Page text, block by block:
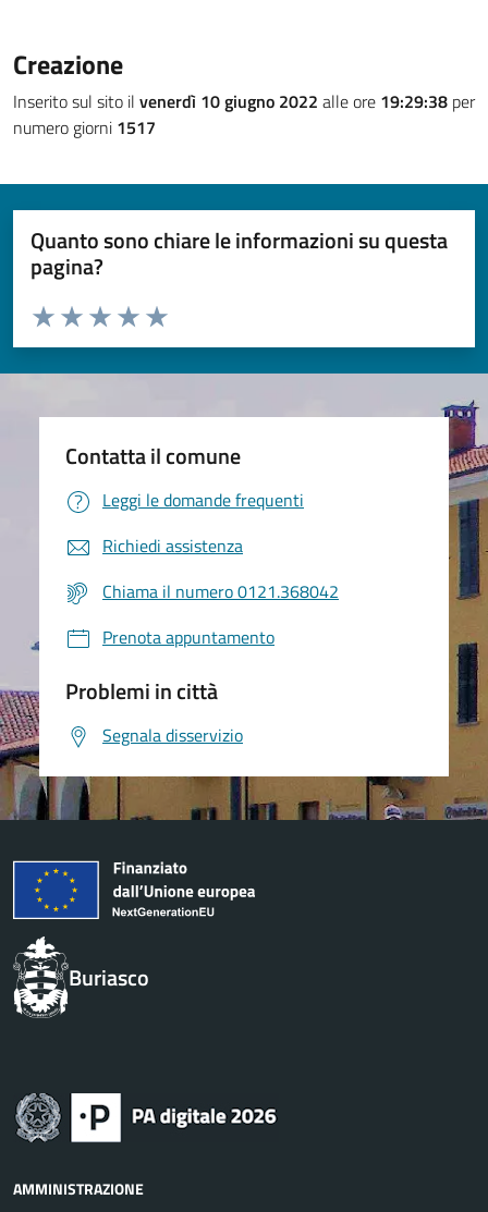
Creazione
Inserito sul sito il venerdì 10 giugno 2022 alle ore 19:29:38 per
numero giorni 1517
Quanto sono chiare le informazioni su questa
pagina?
Valuta da 1 a 5 stelle la pagina
Valuta 5 stelle su 5
Valuta 4 stelle su 5
Valuta 3 stelle su 5
Valuta 2 stelle su 5
Valuta 1 stelle su 5
Contatta il comune
Leggi le domande frequenti
Richiedi assistenza
Chiama il numero 0121.368042
Prenota appuntamento
Problemi in città
Segnala disservizio
Buriasco
AMMINISTRAZIONE